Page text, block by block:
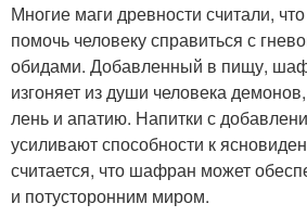
Многие маги древности считали,
помочь человеку справиться с
обидами. Добавленный в пищу,
изгоняет из души человека
лень и апатию. Напитки с
усиливают способности к
считается, что шафран может
и потусторонним миром.